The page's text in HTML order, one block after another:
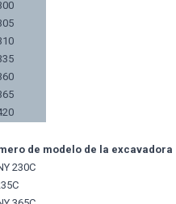
de modelo de la excavadora
230C